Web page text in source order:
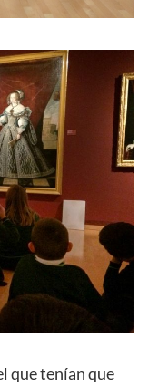
que tenían que